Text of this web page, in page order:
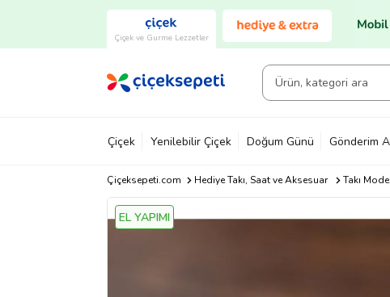
Çiçek ve Gurme Lezzetler
Çiçek Yenilebilir Çiçek Doğum Günü Gönderim
Çiçeksepeti.com Hediye Takı, Saat ve Aksesuar Takı
EL YAPIMI